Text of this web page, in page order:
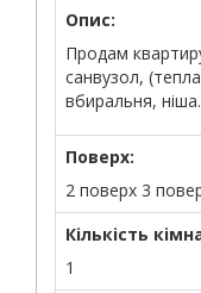
Опис:
Продам
санвузол,
вбиральня, ніша.
Поверх:
2 поверх 3
Кількість
1